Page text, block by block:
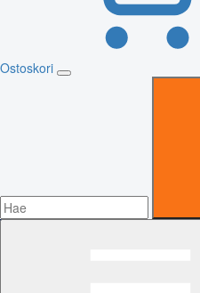
Ostoskori